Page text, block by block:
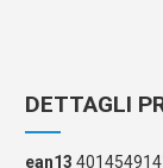
DETTAGLI
ean13